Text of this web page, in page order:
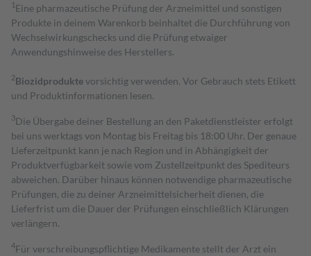
1 Eine pharmazeutische Prüfung der Arzneimittel und sonstigen
Produkte in deinem Warenkorb beinhaltet die Durchführung von
Wechselwirkungschecks und die Prüfung etwaiger
Anwendungshinweise des Herstellers.
2Biozidproduktevorsichtig verwenden. Vor Gebrauch stets Etikett
und Produktinformationen lesen.
3Die Übergabe deiner Bestellung an den Paketdienstleister erfolgt
bei uns werktags von Montag bis Freitag bis 18:00 Uhr. Der genaue
Lieferzeitpunkt kann je nach Region und in Abhängigkeit der
Produktverfügbarkeit sowie vom Zustellzeitpunkt des Spediteurs
abweichen. Darüber hinaus können notwendige pharmazeutische
Prüfungen, die zu deiner Arzneimittelsicherheit dienen, die
Lieferfrist um die Dauer der Prüfungen einschließlich Klärungen
verlängern.
4Für verschreibungspflichtige Medikamente stellt der Arzt ein